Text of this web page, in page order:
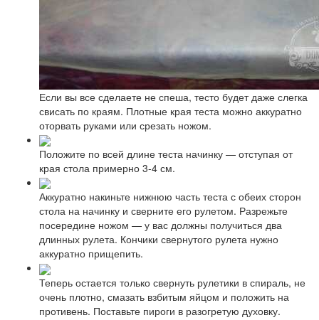
Если вы все сделаете не спеша, тесто будет даже слегка
свисать по краям. Плотные края теста можно аккуратно
оторвать руками или срезать ножом.
Положите по всей длине теста начинку — отступая от
края стола примерно 3-4 см.
Аккуратно накиньте нижнюю часть теста с обеих сторон
стола на начинку и сверните его рулетом. Разрежьте
посередине ножом — у вас должны получиться два
длинных рулета. Кончики свернутого рулета нужно
аккуратно прищепить.
Теперь остается только свернуть рулетики в спираль, не
очень плотно, смазать взбитым яйцом и положить на
противень. Поставьте пироги в разогретую духовку.